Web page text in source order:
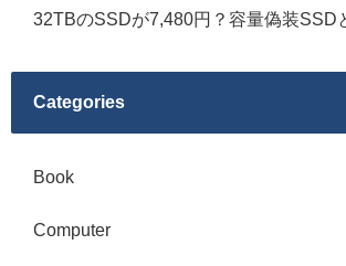
32TBのSSDが7,480円？容量偽装SSD
Categories
Book
Computer